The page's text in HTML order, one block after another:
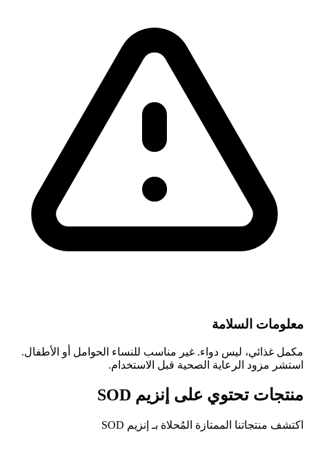
معلومات السلامة
مكمل غذائي، ليس دواء. غير مناسب للنساء الحوامل أو الأطفال.
استشر مزود الرعاية الصحية قبل الاستخدام.
منتجات تحتوي على إنزيم SOD
اكتشف منتجاتنا الممتازة المُحلاة بـ إنزيم SOD